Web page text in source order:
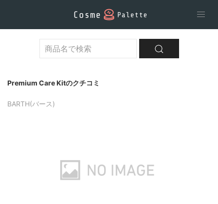
Premium Care Kitのクチコミ
BARTH(バース)